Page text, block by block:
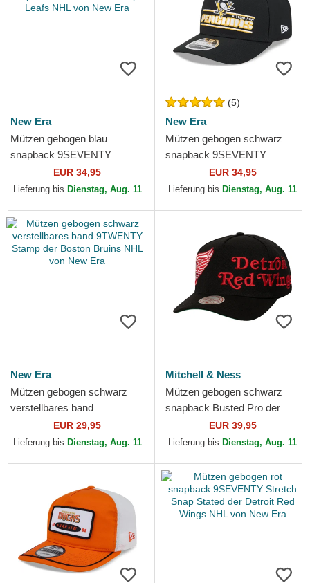
New Era
Mützen gebogen blau
snapback 9SEVENTY
Stretch Snap Stated der
Toronto Maple Leafs NHL von
EUR 34,95
Lieferung bis Dienstag, Aug. 11
(5)
New Era
Mützen gebogen schwarz
snapback 9SEVENTY
Stretch Snap Stated der
Pittsburgh Penguins NHL von
EUR 34,95
Lieferung bis Dienstag, Aug. 11
New Era
Mützen gebogen schwarz
verstellbares band
9TWENTY Stamp der Boston
Bruins NHL von New Era
EUR 29,95
Lieferung bis Dienstag, Aug. 11
Mitchell & Ness
Mützen gebogen schwarz
snapback Busted Pro der
Detroit Red Wings NHL von
Mitchell & Ness
EUR 39,95
Lieferung bis Dienstag, Aug. 11